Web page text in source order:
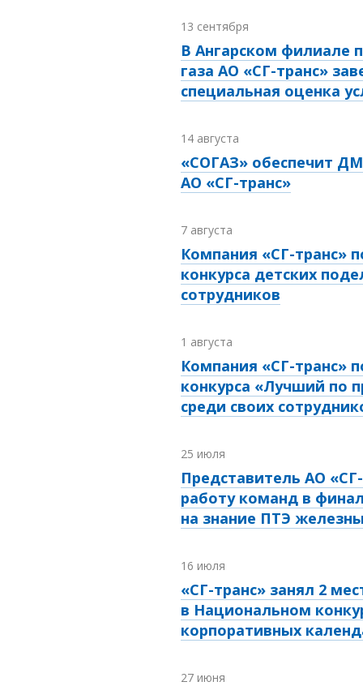
13 сентября
В Ангарском филиале
газа АО «СГ-транс»
специальная оценка
14 августа
«СОГАЗ» обеспечит
АО «СГ-транс»
7 августа
Компания «СГ-транс»
конкурса детских
сотрудников
1 августа
Компания «СГ-транс»
конкурса «Лучший по
среди своих
25 июля
Представитель АО
работу команд в
на знание ПТЭ
16 июля
«СГ-транс» занял 2
в Национальном
корпоративных
27 июня